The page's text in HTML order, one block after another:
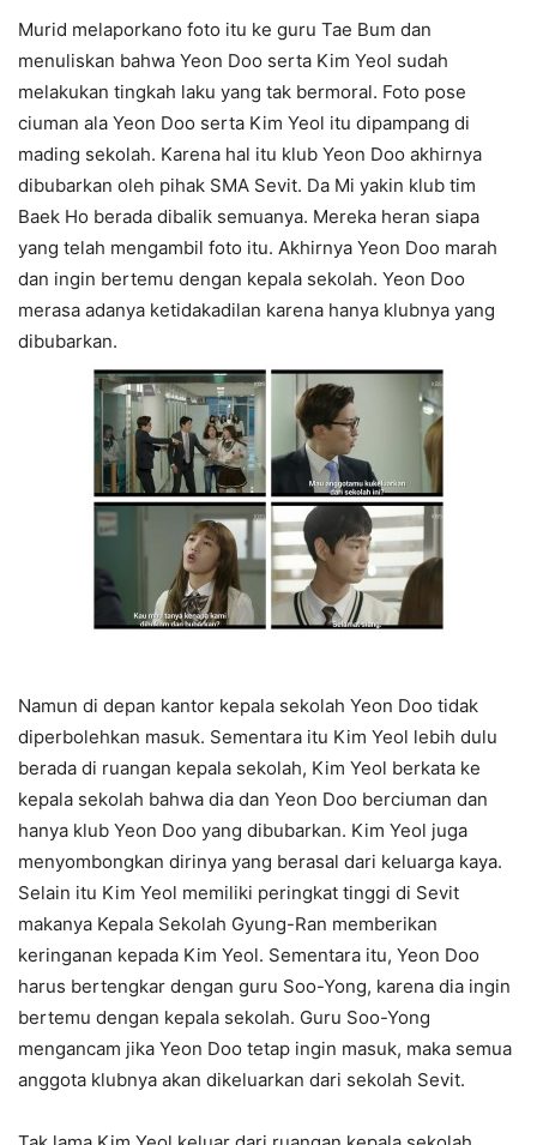
Murid melaporkano foto itu ke guru Tae Bum dan
menuliskan bahwa Yeon Doo serta Kim Yeol sudah
melakukan tingkah laku yang tak bermoral. Foto pose
ciuman ala Yeon Doo serta Kim Yeol itu dipampang di
mading sekolah. Karena hal itu klub Yeon Doo akhirnya
dibubarkan oleh pihak SMA Sevit. Da Mi yakin klub tim
Baek Ho berada dibalik semuanya. Mereka heran siapa
yang telah mengambil foto itu. Akhirnya Yeon Doo marah
dan ingin bertemu dengan kepala sekolah. Yeon Doo
merasa adanya ketidakadilan karena hanya klubnya yang
dibubarkan.
Namun di depan kantor kepala sekolah Yeon Doo tidak
diperbolehkan masuk. Sementara itu Kim Yeol lebih dulu
berada di ruangan kepala sekolah, Kim Yeol berkata ke
kepala sekolah bahwa dia dan Yeon Doo berciuman dan
hanya klub Yeon Doo yang dibubarkan. Kim Yeol juga
menyombongkan dirinya yang berasal dari keluarga kaya.
Selain itu Kim Yeol memiliki peringkat tinggi di Sevit
makanya Kepala Sekolah Gyung-Ran memberikan
keringanan kepada Kim Yeol. Sementara itu, Yeon Doo
harus bertengkar dengan guru Soo-Yong, karena dia ingin
bertemu dengan kepala sekolah. Guru Soo-Yong
mengancam jika Yeon Doo tetap ingin masuk, maka semua
anggota klubnya akan dikeluarkan dari sekolah Sevit.